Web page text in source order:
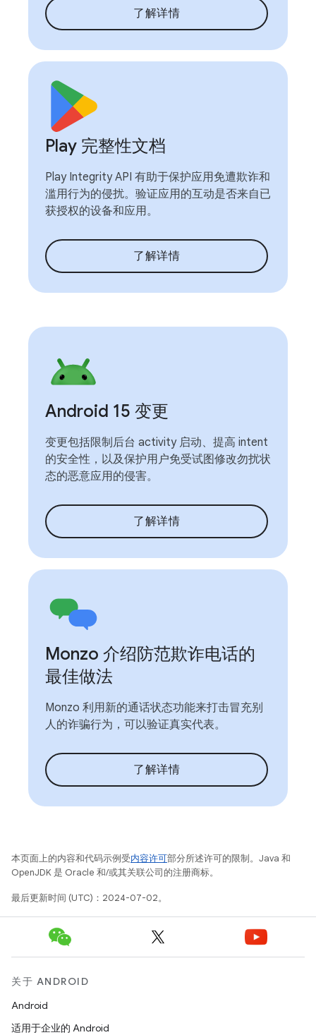
了解详情
Play 完整性文档
Play Integrity API 有助于保护应用免遭欺诈和
滥用行为的侵扰。验证应用的互动是否来自已
获授权的设备和应用。
了解详情
Android 15 变更
变更包括限制后台 activity 启动、提高 intent
的安全性，以及保护用户免受试图修改勿扰状
态的恶意应用的侵害。
了解详情
Monzo 介绍防范欺诈电话的
最佳做法
Monzo 利用新的通话状态功能来打击冒充别
人的诈骗行为，可以验证真实代表。
了解详情
本页面上的内容和代码示例受内容许可部分所述许可的限制。Java 和
OpenJDK 是 Oracle 和/或其关联公司的注册商标。
最后更新时间 (UTC)：2024-07-02。
关于 ANDROID
Android
适用于企业的 Android